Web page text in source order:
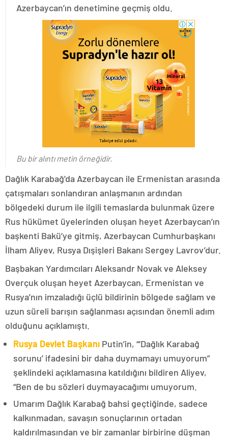
Azerbaycan’ın denetimine geçmiş oldu.
Bu bir alıntı metin örneğidir.
Dağlık Karabağ’da Azerbaycan ile Ermenistan arasında
çatışmaları sonlandıran anlaşmanın ardından
bölgedeki durum ile ilgili temaslarda bulunmak üzere
Rus hükümet üyelerinden oluşan heyet Azerbaycan’ın
başkenti Bakü’ye gitmiş, Azerbaycan Cumhurbaşkanı
İlham Aliyev, Rusya Dışişleri Bakanı Sergey Lavrov’dur.
Başbakan Yardımcıları Aleksandr Novak ve Aleksey
Overçuk oluşan heyet Azerbaycan, Ermenistan ve
Rusya’nın imzaladığı üçlü bildirinin bölgede sağlam ve
uzun süreli barışın sağlanması açısından önemli adım
olduğunu açıklamıştı.
Rusya Devlet Başkanı Putin’in, “‘Dağlık Karabağ
sorunu’ ifadesini bir daha duymamayı umuyorum”
şeklindeki açıklamasına katıldığını bildiren Aliyev,
“Ben de bu sözleri duymayacağımı umuyorum.
Umarım Dağlık Karabağ bahsi geçtiğinde, sadece
kalkınmadan, savaşın sonuçlarının ortadan
kaldırılmasından ve bir zamanlar birbirine düşman